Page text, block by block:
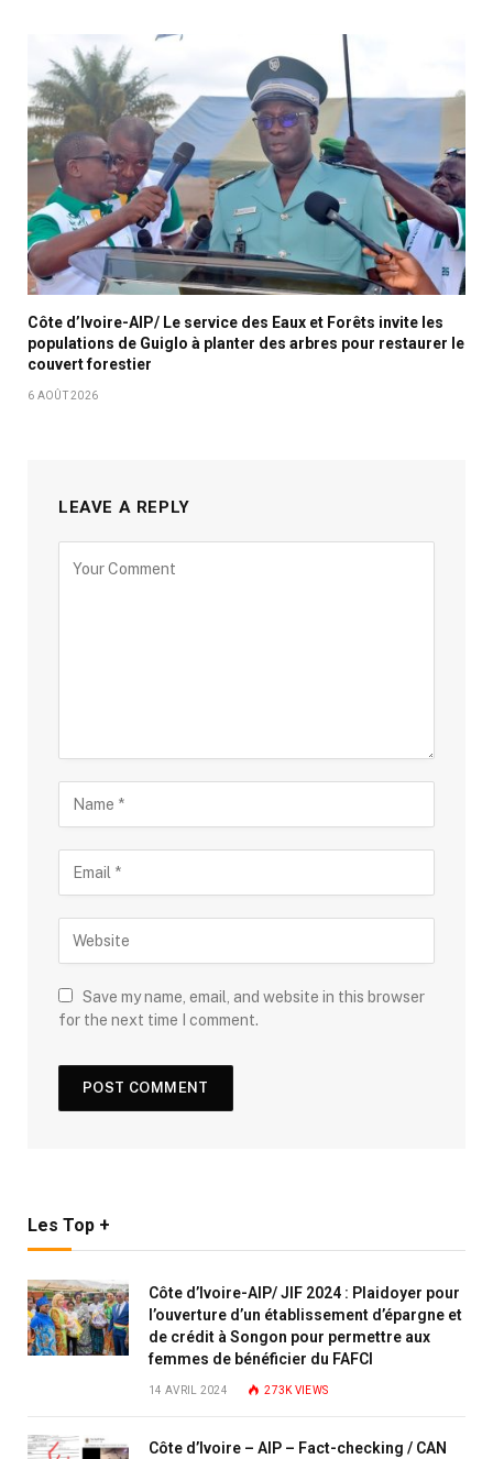
Côte d’Ivoire-AIP/ Le service des Eaux et Forêts invite les
populations de Guiglo à planter des arbres pour restaurer le
couvert forestier
6 AOÛT 2026
LEAVE A REPLY
Save my name, email, and website in this browser
for the next time I comment.
Les Top +
Côte d’Ivoire-AIP/ JIF 2024 : Plaidoyer pour
l’ouverture d’un établissement d’épargne et
de crédit à Songon pour permettre aux
femmes de bénéficier du FAFCI
14 AVRIL 2024 273K VIEWS
Côte d’Ivoire – AIP – Fact-checking / CAN